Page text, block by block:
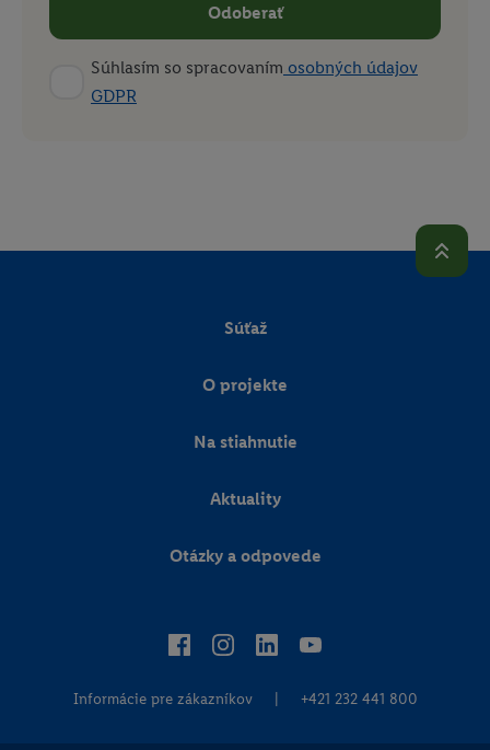
Odoberať
Súhlasím so spracovaním osobných údajov
GDPR
Súťaž
O projekte
Na stiahnutie
Aktuality
Otázky a odpovede
Informácie pre zákazníkov +421 232 441 800